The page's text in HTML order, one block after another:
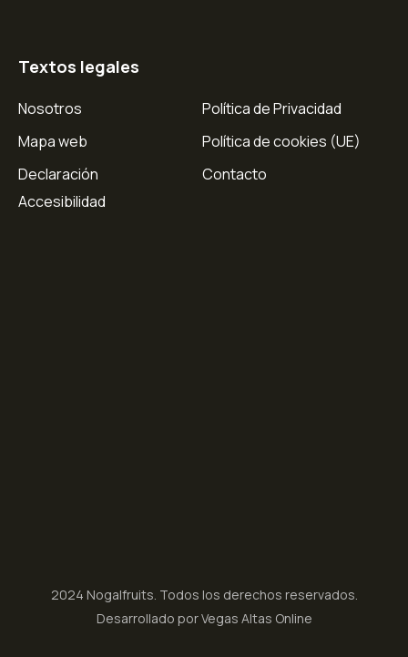
Textos legales
Nosotros
Mapa web
Declaración
Accesibilidad
Política de Privacidad
Política de cookies (UE)
Contacto
2024 Nogalfruits. Todos los derechos reservados.
Desarrollado por Vegas Altas Online